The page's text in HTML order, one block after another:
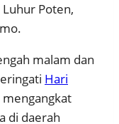
Poten,
malam dan
Hari
di daerah